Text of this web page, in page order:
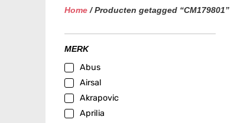
Home/ Producten getagged “CM179801”
MERK
Abus
Airsal
Akrapovic
Aprilia